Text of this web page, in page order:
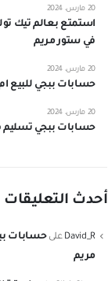
في ستور مريم
20 مارس، 2024
حسابات ببجي للبيع
20 مارس، 2024
حسابات ببجي تسليم
20 مارس، 2024
أحدث التعليقات
David_R علىحسابات
مريم